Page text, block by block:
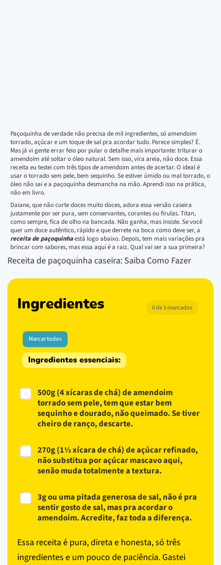
Paçoquinha de verdade não precisa de mil ingredientes, só amendoim
torrado, açúcar e um toque de sal pra acordar tudo. Parece simples? É.
Mas já vi gente errar feio por pular o detalhe mais importante: triturar o
amendoim até soltar o óleo natural. Sem isso, vira areia, não doce. Essa
receita eu testei com três tipos de amendoim antes de acertar. O ideal é
usar o torrado sem pele, bem sequinho. Se estiver úmido ou mal torrado, o
óleo não sai e a paçoquinha desmancha na mão. Aprendi isso na prática,
não em livro.
Daiane, que não curte doces muito doces, adora essa versão caseira
justamente por ser pura, sem conservantes, corantes ou firulas. Titan,
como sempre, fica de olho na bancada. Não ganha, mas insiste. Se você
quer um doce autêntico, rápido e que derrete na boca como deve ser, a
receita de paçoquinhaestá logo abaixo. Depois, tem mais variações pra
brincar com sabores, mas essa aqui é a raiz. Qual vai ser a sua primeira?
Receita de paçoquinha caseira: Saiba Como Fazer
Ingredientes 0 de 3 marcados
Marcar todos
Ingredientes essenciais:
500g (4 xícaras de chá) de amendoim
torrado sem pele, tem que estar bem
sequinho e dourado, não queimado. Se tiver
cheiro de ranço, descarte.
270g (1½ xícara de chá) de açúcar refinado,
não substitua por açúcar mascavo aqui,
senão muda totalmente a textura.
3g ou uma pitada generosa de sal, não é pra
sentir gosto de sal, mas pra acordar o
amendoim. Acredite, faz toda a diferença.
Essa receita é pura, direta e honesta, só três
ingredientes e um pouco de paciência. Gastei